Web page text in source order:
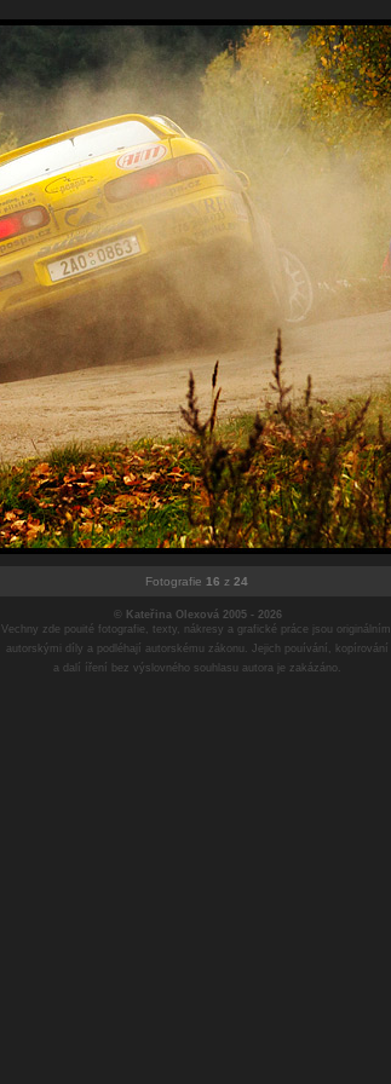
Fotografie 16 z 24
© Kateřina Olexová 2005 - 2026
Vechny zde pouité fotografie, texty, nákresy a grafické práce jsou originálními
autorskými díly a podléhají autorskému zákonu. Jejich pouívání, kopírování
a dalí íření bez výslovného souhlasu autora je zakázáno.